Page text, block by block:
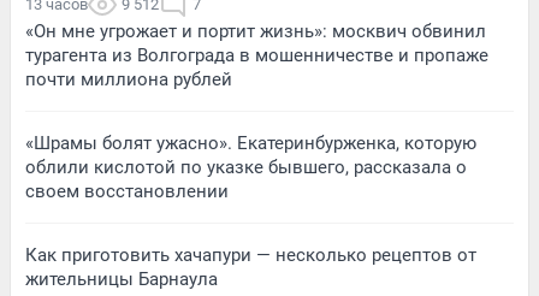
13 часов 9 512 7
«Он мне угрожает и портит жизнь»: москвич обвинил
турагента из Волгограда в мошенничестве и пропаже
почти миллиона рублей
«Шрамы болят ужасно». Екатеринбурженка, которую
облили кислотой по указке бывшего, рассказала о
своем восстановлении
Как приготовить хачапури — несколько рецептов от
жительницы Барнаула